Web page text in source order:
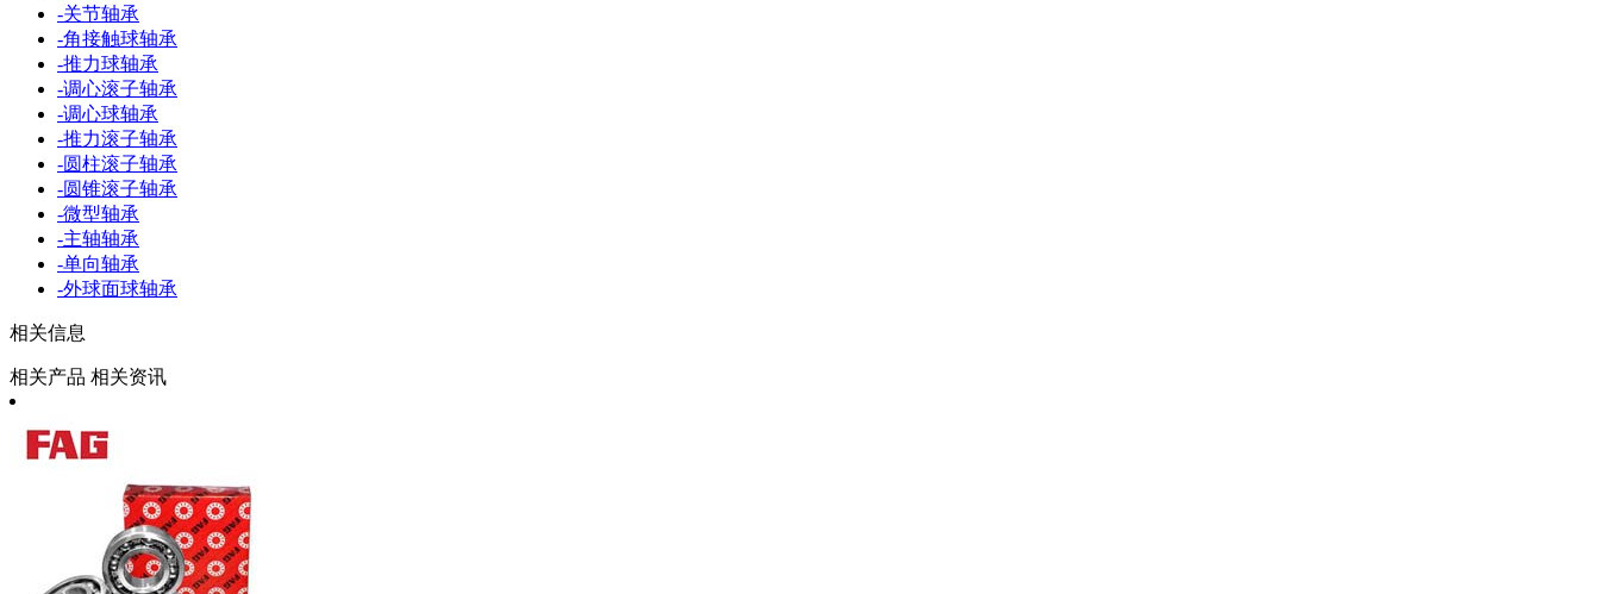
-关节轴承
-角接触球轴承
-推力球轴承
-调心滚子轴承
-调心球轴承
-推力滚子轴承
-圆柱滚子轴承
-圆锥滚子轴承
-微型轴承
-主轴轴承
-单向轴承
-外球面球轴承
相关信息
相关产品 相关资讯